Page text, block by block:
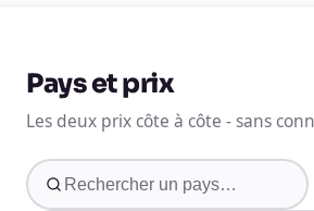
Pays et prix
Les deux prix côte à côte - sans